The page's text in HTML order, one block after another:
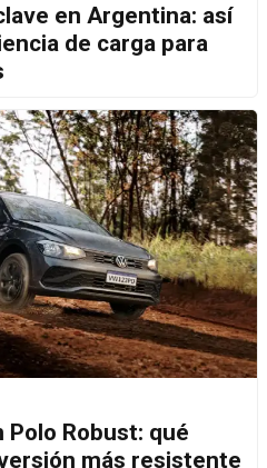
en Argentina: así
de carga para
Polo Robust: qué
más resistente